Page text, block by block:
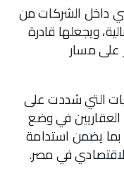
داخل الشركات من
ويجعلها قادرة
على مسار
التي شددت على
العقاريين في وضع
بما يضمن استدامة
في مصر.